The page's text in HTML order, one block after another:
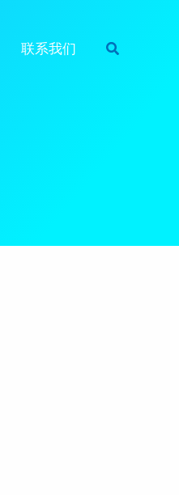
联系我们
搜